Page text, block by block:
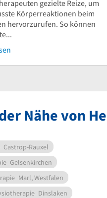
gezielte Reize, um
Körperreaktionen beim
hervorzurufen. So können
Nähe von
Castrop-Rauxel
Gelsenkirchen
Marl, Westfalen
Dinslaken